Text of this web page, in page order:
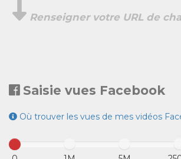
Renseigner votre URL de
Saisie vues Facebook
Où trouver les vues de mes vidéos